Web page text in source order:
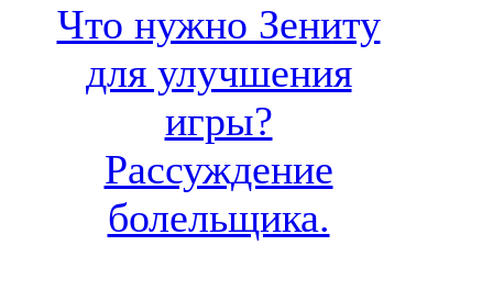
Что нужно Зениту
для улучшения
игры?
Рассуждение
болельщика.